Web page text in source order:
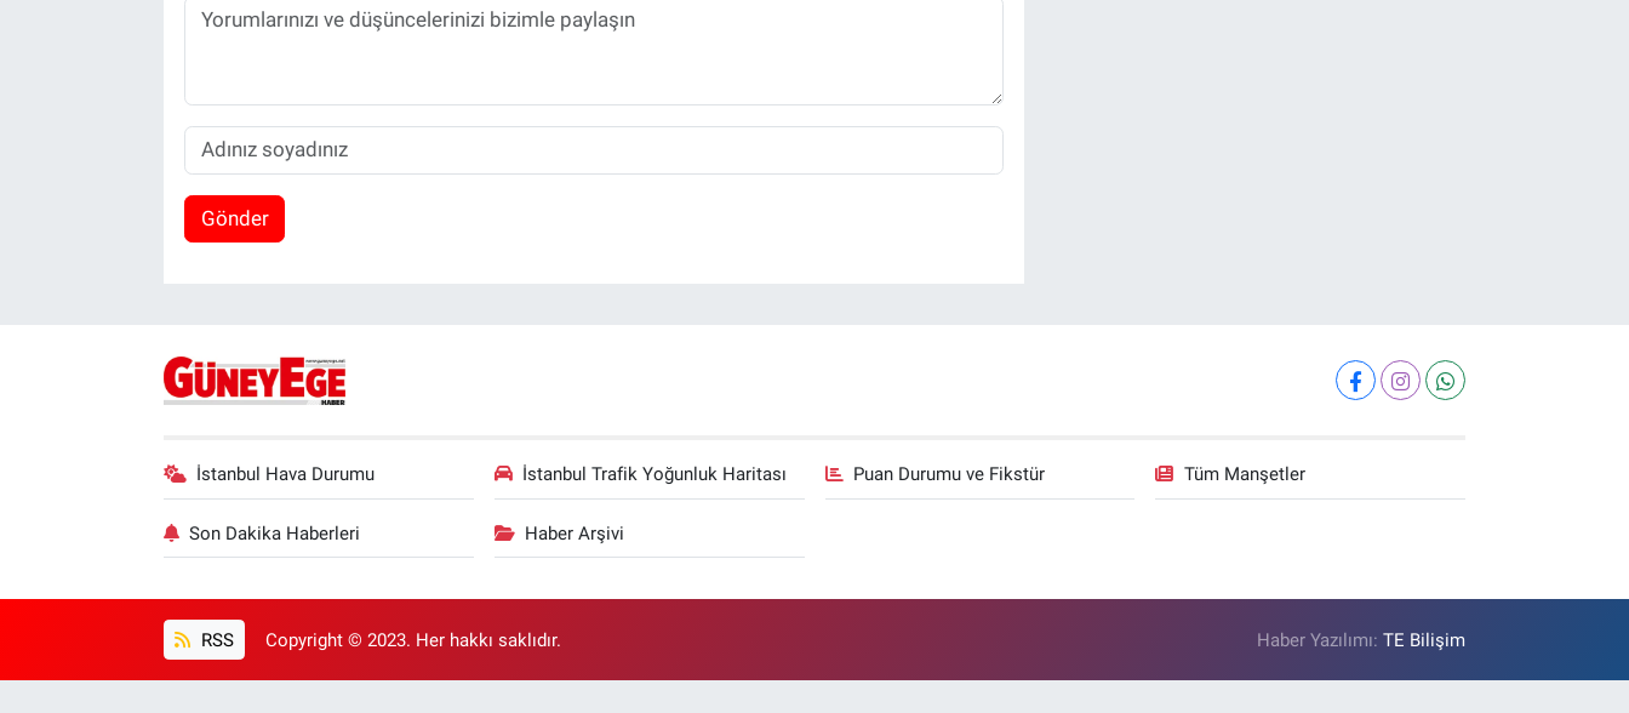
Gönder
İstanbul Hava Durumu İstanbul Trafik Yoğunluk Haritası Puan Durumu ve Fikstür Tüm Manşetler
Son Dakika Haberleri Haber Arşivi
RSS Copyright © 2023. Her hakkı saklıdır. Haber Yazılımı:TE Bilişim